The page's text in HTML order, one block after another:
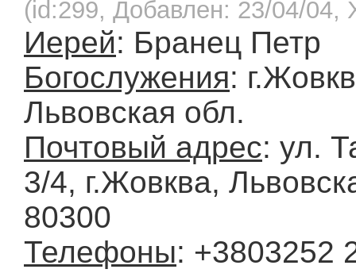
(id:299, Добавлен: 23/04/04,
Иерей: Бранец Петр
Богослужения:
Львовская обл.
Почтовый адрес: ул.
3/4, г.Жовква,
80300
Телефоны: +3803252